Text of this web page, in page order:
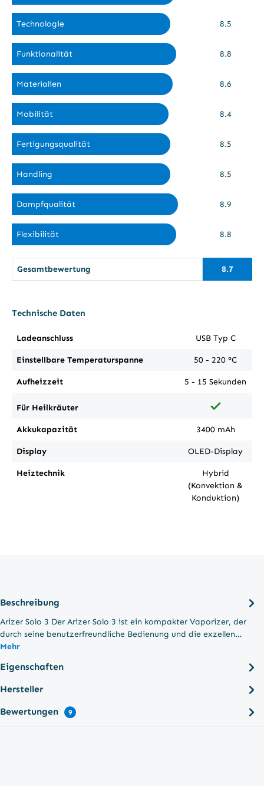
Technologie 8.5
Funktionalität 8.8
Materialien 8.6
Mobilität 8.4
Fertigungsqualität 8.5
Handling 8.5
Dampfqualität 8.9
Flexibilität 8.8
Gesamtbewertung 8.7
Technische Daten
Ladeanschluss USB Typ C
Einstellbare Temperaturspanne 50 - 220 °C
Aufheizzeit 5 - 15 Sekunden
Für Heilkräuter
Akkukapazität 3400 mAh
Display OLED-Display
Heiztechnik
Hybrid
(Konvektion &
Konduktion)
Beschreibung
Arizer Solo 3 Der Arizer Solo 3 ist ein kompakter Vaporizer, der
durch seine benutzerfreundliche Bedienung und die exzellen…
Mehr
Eigenschaften
Hersteller
Bewertungen
9